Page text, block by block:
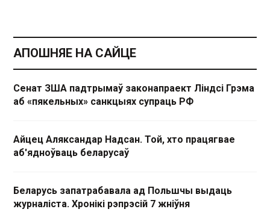
АПОШНЯЕ НА САЙЦЕ
Сенат ЗША падтрымаў законапраект Ліндсі Грэма
аб «пякельных» санкцыях супраць РФ
Айцец Аляксандар Надсан. Той, хто працягвае
аб'ядноўваць беларусаў
Беларусь запатрабавала ад Польшчы выдаць
журналіста. Хронікі рэпрэсій 7 жніўня